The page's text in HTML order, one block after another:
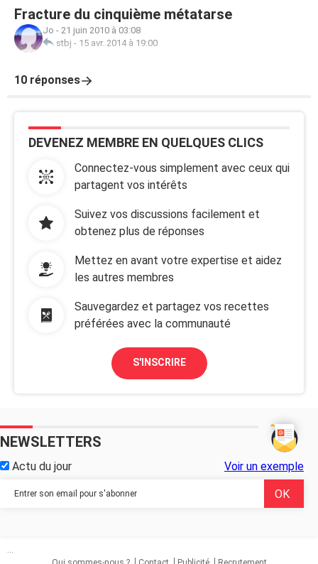
Fracture du cinquième métatarse
Jo - 21 juin 2010 à 03:08
stbj - 15 avr. 2014 à 19:00
10 réponses
DEVENEZ MEMBRE EN QUELQUES CLICS
Connectez-vous simplement avec ceux qui
partagent vos intérêts
Suivez vos discussions facilement et
obtenez plus de réponses
Mettez en avant votre expertise et aidez
les autres membres
Sauvegardez et partagez vos recettes
préférées avec la communauté
S'INSCRIRE
NEWSLETTERS
Actu du jour Voir un exemple
...